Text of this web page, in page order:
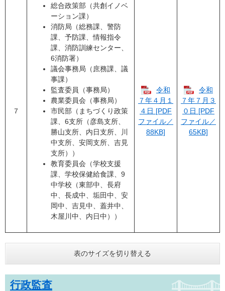
７
総合政策部（共創イノベ
ーション課）
消防局（総務課、警防
課、予防課、情報指令
課、消防訓練センター、
6消防署）
議会事務局（庶務課、議
事課）
監査委員（事務局）
農業委員会（事務局）
市民部（まちづくり政策
課、6支所（彦島支所、
勝山支所、内日支所、川
中支所、安岡支所、吉見
支所））
教育委員会（学校支援
課、学校保健給食課、9
中学校（東部中、長府
中、長成中、垢田中、安
岡中、吉見中、蓋井中、
木屋川中、内日中））
令和
７年４月１
４日 [PDF
ファイル／
88KB]
令和
７年７月３
０日 [PDF
ファイル／
65KB]
表のサイズを切り替える
行政監査